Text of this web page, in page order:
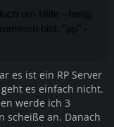
um Hilfe - fertig.
bist, "pp" -
es ist ein RP Server
es einfach nicht.
werde ich 3
scheiße an. Danach